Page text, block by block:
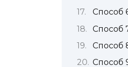
Способ
Способ
Способ
Способ